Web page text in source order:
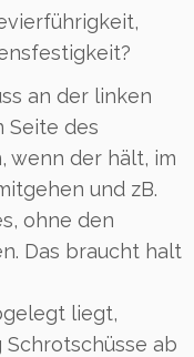
an der linken
Seite des
wenn der hält, im
und zB.
ohne den
Das braucht halt
liegt,
ab